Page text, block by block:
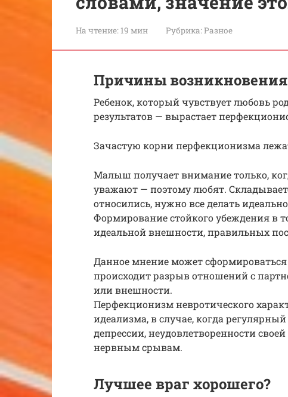
На чтение: 19 мин Рубрика:Разное
Причины возникновения
Ребенок, который чувствует любовь
результатов — вырастает
Зачастую корни перфекционизма
Малыш получает внимание только,
уважают — поэтому любят.
относились, нужно все делать
Формирование стойкого убеждения в
идеальной внешности, правильных
Данное мнение может сформироваться
происходит разрыв отношений с
или внешности.
Перфекционизм невротического
идеализма, в случае, когда
депрессии, неудовлетворенности
нервным срывам.
Лучшее враг хорошего?